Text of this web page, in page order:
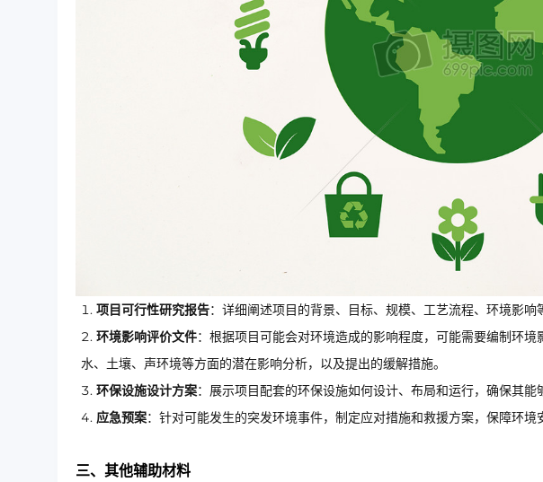
项目可行性研究报告：详细阐述项目的背景、目标、规模、工艺流程、环境影响
环境影响评价文件：根据项目可能会对环境造成的影响程度，可能需要编制环境
水、土壤、声环境等方面的潜在影响分析，以及提出的缓解措施。
环保设施设计方案：展示项目配套的环保设施如何设计、布局和运行，确保其能
应急预案：针对可能发生的突发环境事件，制定应对措施和救援方案，保障环境
三、其他辅助材料